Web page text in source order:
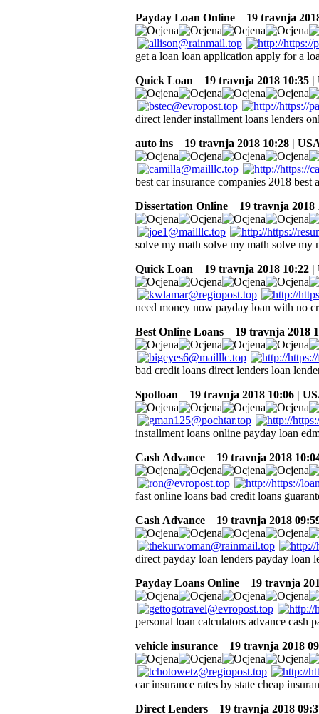
Payday Loan Online
19 travnja
get a loan loan application apply for a
Quick Loan
19 travnja 2018 10:35 |
direct lender installment loans lenders
auto ins
19 travnja 2018 10:28 |
best car insurance companies 2018
Dissertation Online
19 travnja 2018
solve my math solve my math solve my
Quick Loan
19 travnja 2018 10:22 |
need money now payday loan with no
Best Online Loans
19 travnja 2018
bad credit loans direct lenders loan
Spotloan
19 travnja 2018 10:06 |
installment loans online payday loan
Cash Advance
19 travnja 2018
fast online loans bad credit loans
Cash Advance
19 travnja 2018
direct payday loan lenders payday loan
Payday Loans Online
19 travnja
personal loan calculators advance cash
vehicle insurance
19 travnja 2018
car insurance rates by state cheap
Direct Lenders
19 travnja 2018